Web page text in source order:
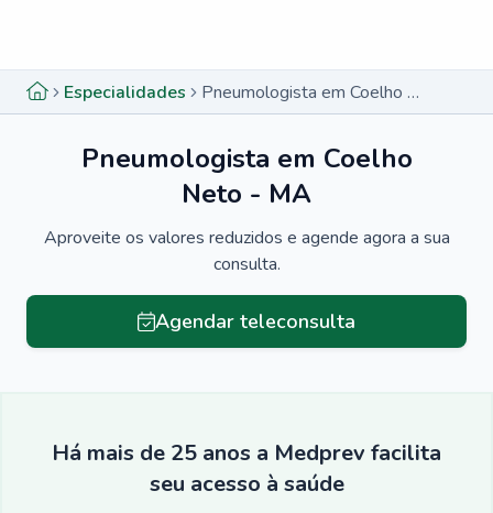
Especialidades Pneumologista em Coelho Neto - MA
Pneumologista em Coelho
Neto - MA
Aproveite os valores reduzidos e agende agora a sua
consulta.
Agendar teleconsulta
Há mais de 25 anos a Medprev facilita
seu acesso à saúde